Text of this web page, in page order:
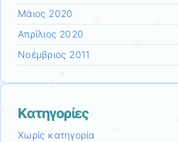
Μάιος 2020
Απρίλιος 2020
Νοέμβριος 2011
Kατηγορίες
Χωρίς κατηγορία